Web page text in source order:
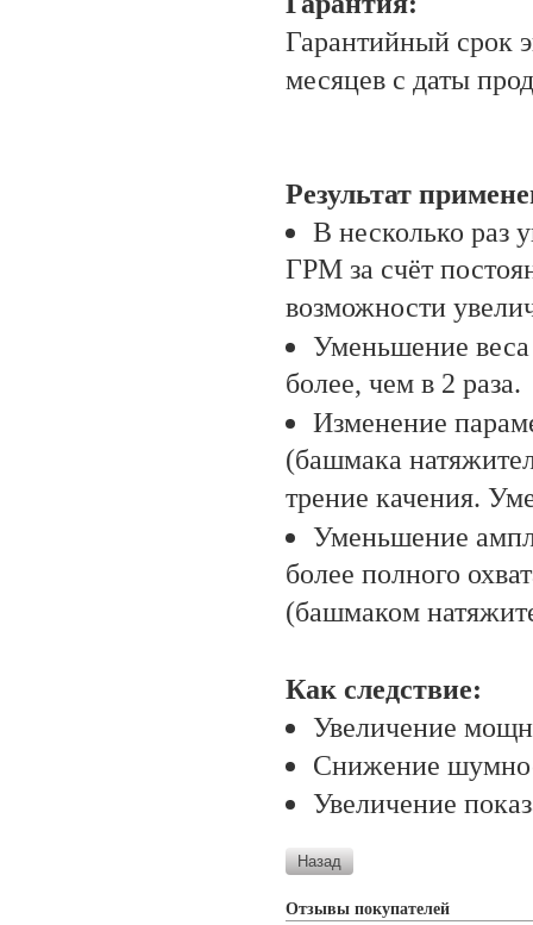
Гарантийный срок
месяцев с даты
Результат
В несколько раз
ГРМ за счёт
возможности
Уменьшение
более, чем в 2 раза.
Изменение
(башмака
трение качения.
Уменьшение
более полного
(башмаком
Как следствие:
Увеличение
Снижение
Увеличение
Отзывы покупателей